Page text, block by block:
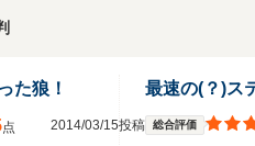
た狼！
点 2014/03/15投稿
最速の(？)ス
総合評価